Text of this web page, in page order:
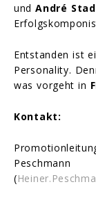
undAndré
Entstanden ist
Personality.
was vorgeht in
Kontakt:
(